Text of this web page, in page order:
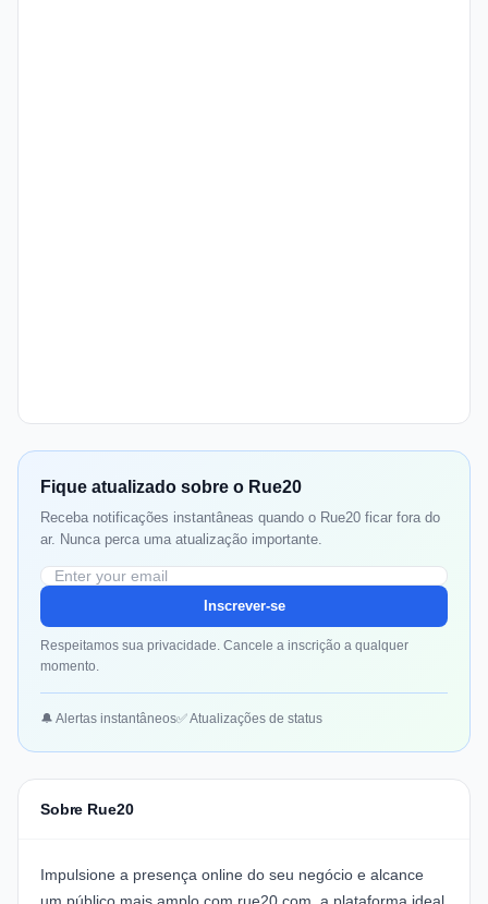
Fique atualizado sobre o Rue20
Receba notificações instantâneas quando o Rue20 ficar fora do
ar. Nunca perca uma atualização importante.
Inscrever-se
Respeitamos sua privacidade. Cancele a inscrição a qualquer
momento.
🔔 Alertas instantâneos✅ Atualizações de status
Sobre Rue20
Impulsione a presença online do seu negócio e alcance